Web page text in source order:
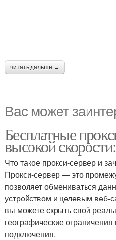
читать дальше →
Вас может
Бесплатные
высокой
Что такое прокси-сервер и
Прокси-сервер — это
позволяет обмениваться
устройством и целевым веб-
вы можете скрыть свой
географические ограничения
подключения.